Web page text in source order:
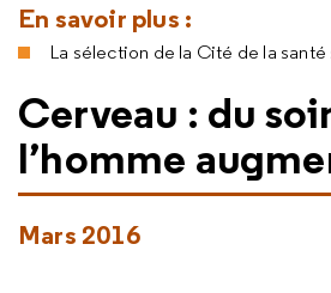
En savoir plus :
La sélection de la Cité de la santé
Cerveau : du
l’homme
Mars 2016